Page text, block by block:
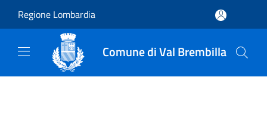
Regione Lombardia
Comune di Val Brembilla